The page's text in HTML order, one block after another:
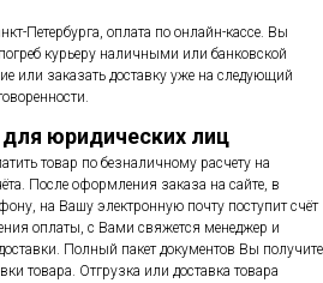
Петербурга, оплата по онлайн-кассе. Вы
курьеру наличными или банковской
или заказать доставку уже на следующий
юридических лиц
товар по безналичному расчету на
После оформления заказа на сайте, в
на Вашу электронную почту поступит счёт
оплаты, с Вами свяжется менеджер и
Полный пакет документов Вы получите
товара. Отгрузка или доставка товара